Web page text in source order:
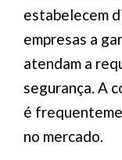
estabelecem
empresas a
atendam a
segurança. A
é
no mercado.